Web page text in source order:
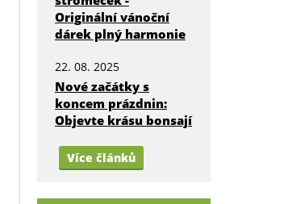
Originální vánoční
dárek plný harmonie
22. 08. 2025
Nové začátky s
koncem prázdnin:
Objevte krásu bonsají
Více článků